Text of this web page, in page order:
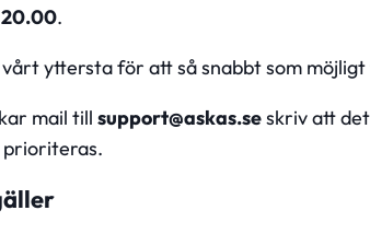
20.00.
yttersta för att så snabbt som
mail till support@askas.seskriv att